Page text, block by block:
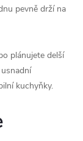
pevně drží na
plánujete delší
kuchyňky.